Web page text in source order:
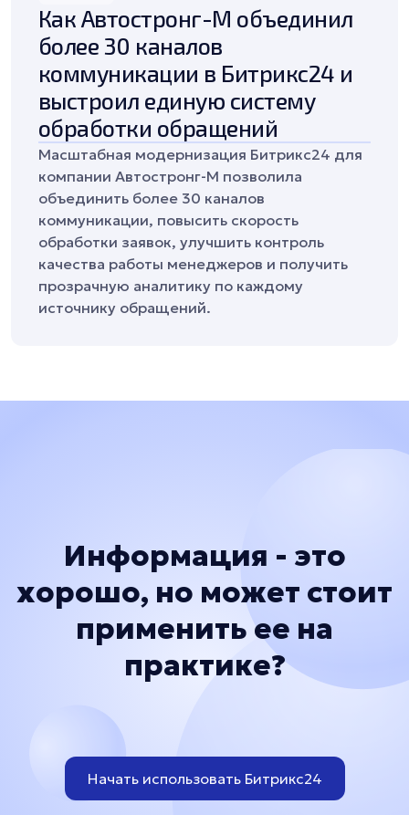
Как Автостронг-М объединил
более 30 каналов
коммуникации в Битрикс24 и
выстроил единую систему
обработки обращений
Масштабная модернизация Битрикс24 для
компании Автостронг-М позволила
объединить более 30 каналов
коммуникации, повысить скорость
обработки заявок, улучшить контроль
качества работы менеджеров и получить
прозрачную аналитику по каждому
источнику обращений.
Информация - это
хорошо, но может стоит
применить ее на
практике?
Начать использовать Битрикс24